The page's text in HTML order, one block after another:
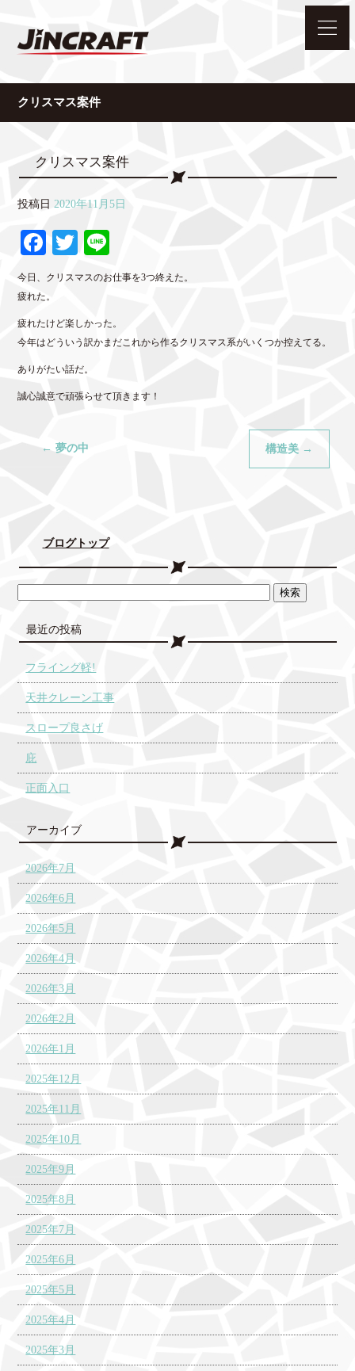
クリスマス案件
クリスマス案件
投稿日 2020年11月5日
Fa
ce
bo
ok
T
wi
r
ne
今日、クリスマスのお仕事を3つ終えた。
疲れた。
疲れたけど楽しかった。
今年はどういう訳かまだこれから作るクリスマス系がいくつか控えてる。
ありがたい話だ。
誠心誠意で頑張らせて頂きます！
← 夢の中 構造美 →
ブログトップ
最近の投稿
フライング軽!
天井クレーン工事
スロープ良さげ
庇
正面入口
アーカイブ
2026年7月
2026年6月
2026年5月
2026年4月
2026年3月
2026年2月
2026年1月
2025年12月
2025年11月
2025年10月
2025年9月
2025年8月
2025年7月
2025年6月
2025年5月
2025年4月
2025年3月